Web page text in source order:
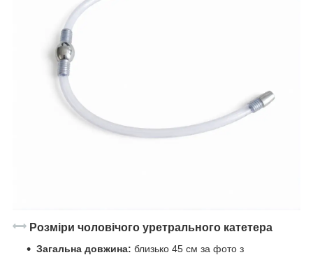
Розміри чоловічого уретрального катетера
Загальна довжина: близько 45 см за фото з